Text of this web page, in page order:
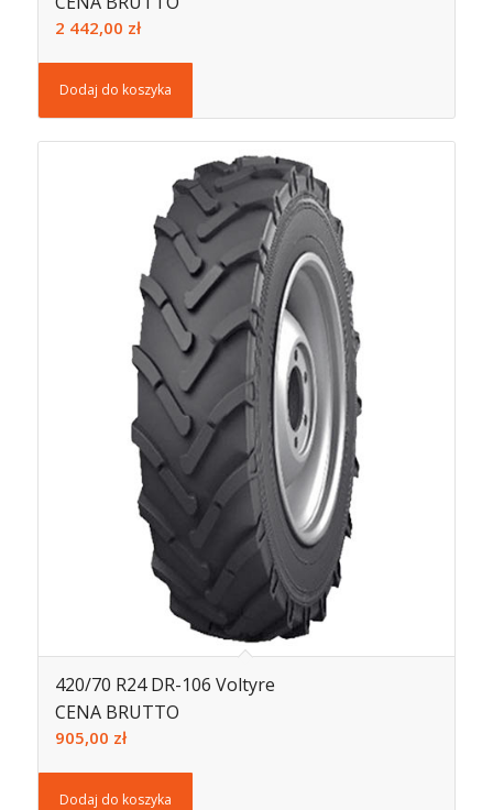
2 442,00 zł
Dodaj do koszyka
420/70 R24 DR-106 Voltyre
CENA BRUTTO
905,00 zł
Dodaj do koszyka